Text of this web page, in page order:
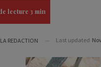
LA REDACTION Last updated